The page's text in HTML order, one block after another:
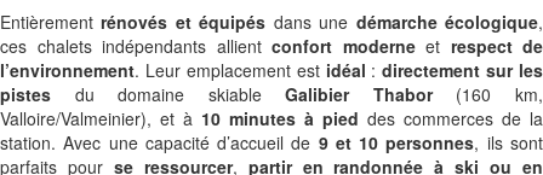
Entièrementrénovés et équipés dans une démarche écologique,
ces chalets indépendants allient confort moderneet respect de
l’environnement. Leur emplacement est idéal :directement sur les
pistes du domaine skiableGalibier Thabor(160 km,
Valloire/Valmeinier), et à 10 minutes à pied des commerces de la
station. Avec une capacité d’accueil de 9 et 10 personnes, ils sont
parfaits pour se ressourcer, partir en randonnée à ski ou en